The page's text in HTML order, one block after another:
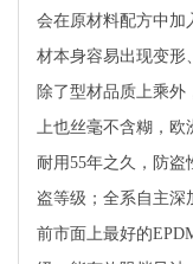
会在原材料配方中加
材本身容易出现变形
除了型材品质上乘
上也丝毫不含糊，欧
耐用55年之久，防盗
盗等级；全系自主深
前市面上最好的